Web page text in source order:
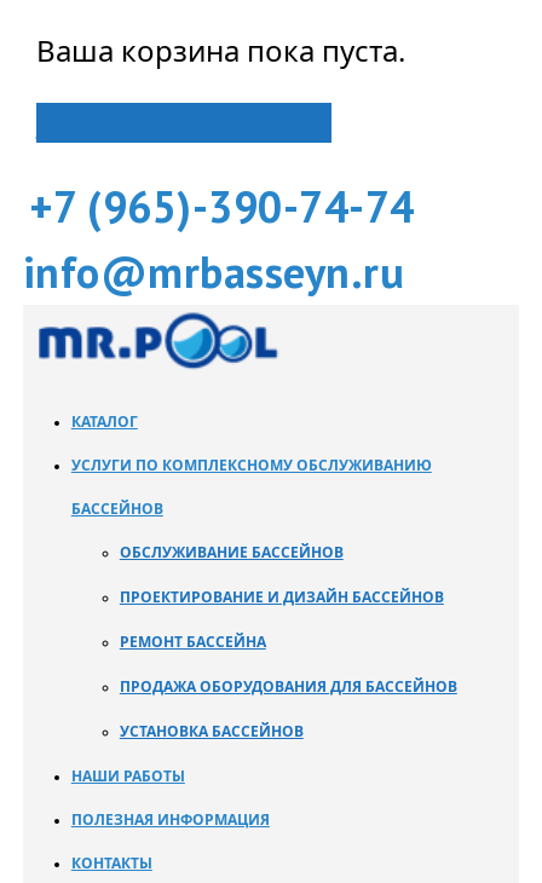
Ваша корзина пока пуста.
+7 (965)-390-74-74
info@mrbasseyn.ru
КАТАЛОГ
УСЛУГИ ПО КОМПЛЕКСНОМУ ОБСЛУЖИВАНИЮ
БАССЕЙНОВ
ОБСЛУЖИВАНИЕ БАССЕЙНОВ
ПРОЕКТИРОВАНИЕ И ДИЗАЙН БАССЕЙНОВ
РЕМОНТ БАССЕЙНА
ПРОДАЖА ОБОРУДОВАНИЯ ДЛЯ БАССЕЙНОВ
УСТАНОВКА БАССЕЙНОВ
НАШИ РАБОТЫ
ПОЛЕЗНАЯ ИНФОРМАЦИЯ
КОНТАКТЫ